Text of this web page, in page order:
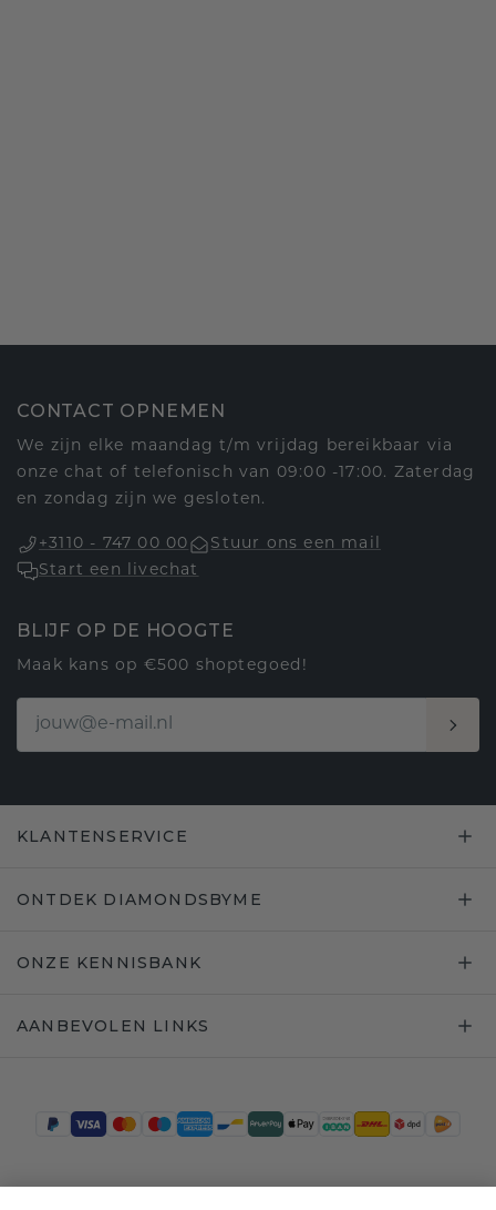
CONTACT OPNEMEN
We zijn elke maandag t/m vrijdag bereikbaar via
onze chat of telefonisch van 09:00 -17:00. Zaterdag
en zondag zijn we gesloten.
+3110 - 747 00 00
Stuur ons een mail
Start een livechat
BLIJF OP DE HOOGTE
Maak kans op €500 shoptegoed!
KLANTENSERVICE
ONTDEK DIAMONDSBYME
ONZE KENNISBANK
AANBEVOLEN LINKS